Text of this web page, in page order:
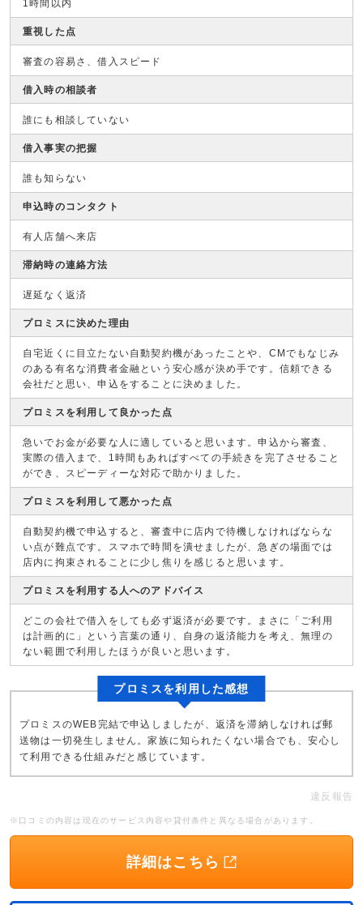
1時間以内
重視した点
審査の容易さ、借入スピード
借入時の相談者
誰にも相談していない
借入事実の把握
誰も知らない
申込時のコンタクト
有人店舗へ来店
滞納時の連絡方法
遅延なく返済
プロミスに決めた理由
自宅近くに目立たない自動契約機があったことや、CMでもなじみ
のある有名な消費者金融という安心感が決め手です。信頼できる
会社だと思い、申込をすることに決めました。
プロミスを利用して良かった点
急いでお金が必要な人に適していると思います。申込から審査、
実際の借入まで、1時間もあればすべての手続きを完了させること
ができ、スピーディーな対応で助かりました。
プロミスを利用して悪かった点
自動契約機で申込すると、審査中に店内で待機しなければならな
い点が難点です。スマホで時間を潰せましたが、急ぎの場面では
店内に拘束されることに少し焦りを感じると思います。
プロミスを利用する人へのアドバイス
どこの会社で借入をしても必ず返済が必要です。まさに「ご利用
は計画的に」という言葉の通り、自身の返済能力を考え、無理の
ない範囲で利用したほうが良いと思います。
プロミスを利用した感想
プロミスのWEB完結で申込しましたが、返済を滞納しなければ郵
送物は一切発生しません。家族に知られたくない場合でも、安心し
て利用できる仕組みだと感じています。
違反報告
※口コミの内容は現在のサービス内容や貸付条件と異なる場合があります。
詳細はこちら